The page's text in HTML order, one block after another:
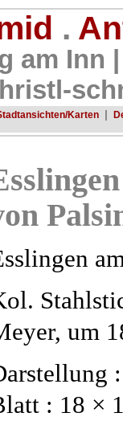
.
am Inn
Karten |
um
: 18 ×